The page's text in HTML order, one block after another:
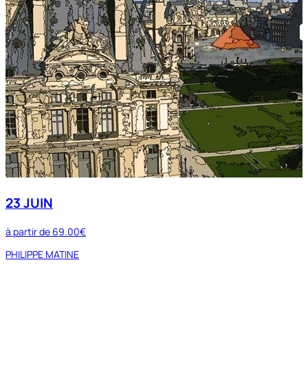
23 JUIN
à partir de 69.00€
PHILIPPE MATINE